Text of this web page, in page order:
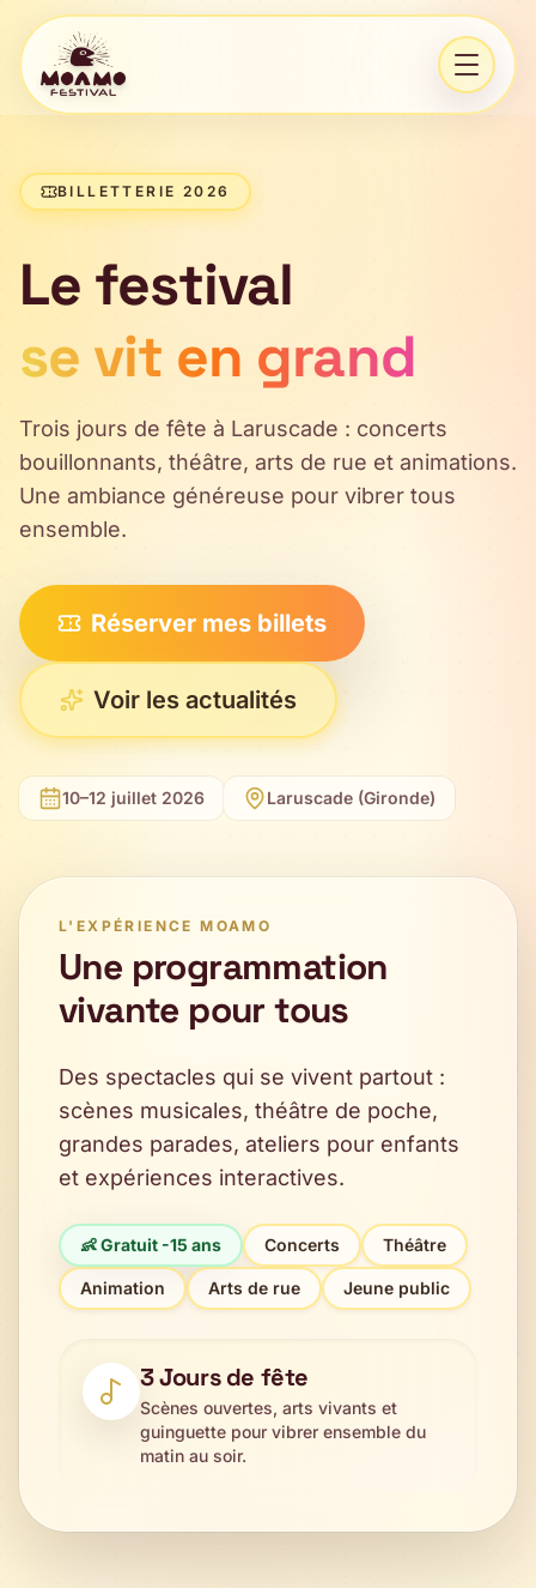
Aller au contenu
Ouvrir
BILLETTERIE 2026
Le festival
se vit en grand
Trois jours de fête à Laruscade : concerts
bouillonnants, théâtre, arts de rue et animations.
Une ambiance généreuse pour vibrer tous
ensemble.
Réserver mes billets
Voir les actualités
10–12 juillet 2026 Laruscade (Gironde)
L'EXPÉRIENCE MOAMO
Une programmation
vivante pour tous
Des spectacles qui se vivent partout :
scènes musicales, théâtre de poche,
grandes parades, ateliers pour enfants
et expériences interactives.
👶 Gratuit -15 ans Concerts Théâtre
Animation Arts de rue Jeune public
3 Jours de fête
Scènes ouvertes, arts vivants et
guinguette pour vibrer ensemble du
matin au soir.